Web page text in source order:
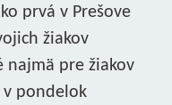
prvá v Prešove
žiakov
najmä pre žiakov
v pondelok